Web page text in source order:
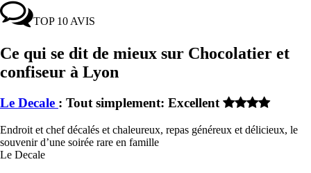
TOP 10 AVIS
Ce qui se dit de mieux sur Chocolatier et
confiseur à Lyon
Le Decale : Tout simplement: Excellent
Endroit et chef décalés et chaleureux, repas généreux et délicieux, le
souvenir d’une soirée rare en famille
Le Decale